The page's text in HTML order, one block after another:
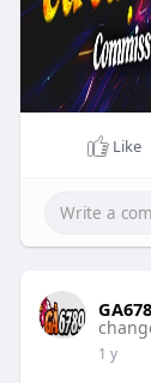
Like
1 y